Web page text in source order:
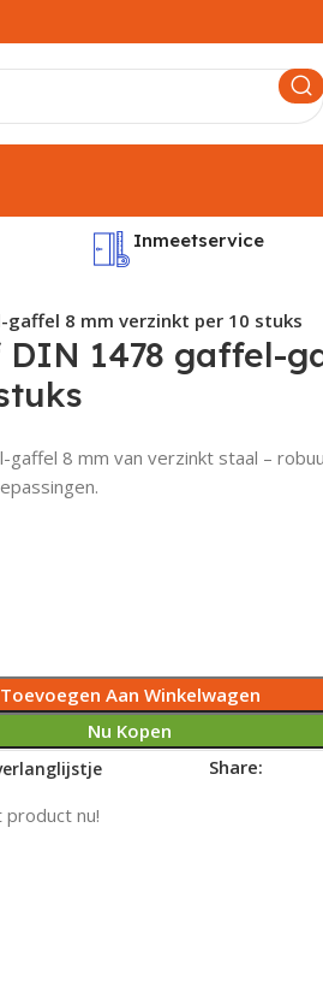
Inmeetservice
gaffel 8 mm verzinkt per 10 stuks
DIN 1478 gaffel-
gaffel 8 mm van verzinkt staal –
Toevoegen Aan Winkelwagen
Nu Kopen
Share:
product nu!